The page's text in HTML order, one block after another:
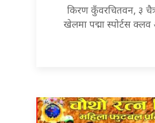
किरण कुँवरचितवन, ३
खेलमा पद्मा स्पोर्टस